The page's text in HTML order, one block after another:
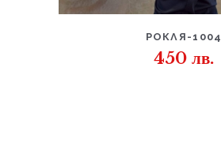
РОКЛЯ-1004
450 лв.